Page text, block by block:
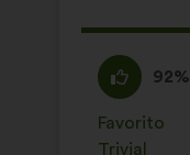
A
favor
:
92%
Esta
propuesta
se
ha
Favorito
:veces
Trivial
:veces